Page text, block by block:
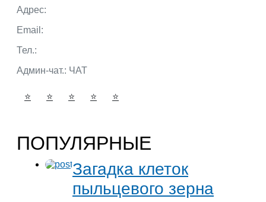
Адрес:
Email:
Тел.:
Админ-чат.: ЧАТ
⭐ ⭐ ⭐ ⭐ ⭐
ПОПУЛЯРНЫЕ
Загадка клеток
пыльцевого зерна